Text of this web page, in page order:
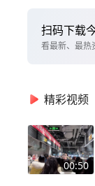
扫码下载
看最新、最热
精彩视频
00:50